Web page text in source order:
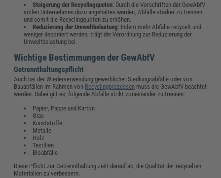
Steigerung der Recyclingquoten: Durch die Vorschriften der GewAbfV
sollen Unternehmen dazu angehalten werden, Abfälle stärker zu trennen
und somit die Recyclingquoten zu erhöhen.
Reduzierung der Umweltbelastung: Indem mehr Abfälle recycelt und
weniger deponiert werden, trägt die Verordnung zur Reduzierung der
Umweltbelastung bei.
Wichtige Bestimmungen der GewAbfV
Getrennthaltungspflicht
Auch bei der Wiederverwendung gewerblicher Siedlungsabfälle oder von
Bauabfällen im Rahmen von Recyclingprozessen muss die GewAbfV beachtet
werden. Dabei gilt es, folgende Abfälle strikt voneinander zu trennen:
Papier, Pappe und Karton
Glas
Kunststoffe
Metalle
Holz
Textilien
Bioabfälle
Diese Pflicht zur Getrennthaltung zielt darauf ab, die Qualität der recycelten
Materialien zu verbessern.